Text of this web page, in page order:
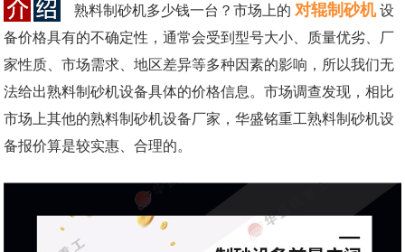
熟料制砂机多少钱一台？市场上的 对辊制砂机 设
备价格具有的不确定性，通常会受到型号大小、质量优劣、厂
家性质、市场需求、地区差异等多种因素的影响，所以我们无
法给出熟料制砂机设备具体的价格信息。市场调查发现，相比
市场上其他的熟料制砂机设备厂家，华盛铭重工熟料制砂机设
备报价算是较实惠、合理的。